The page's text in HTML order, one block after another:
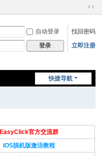
切
到
窄
自动登录
找回密码
登录 立即注册
快捷导航
EasyClick官方交流群
IOS脱机版激活教程